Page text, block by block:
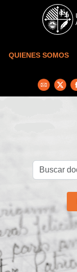
Skip to main content
QUIENES SOMOS